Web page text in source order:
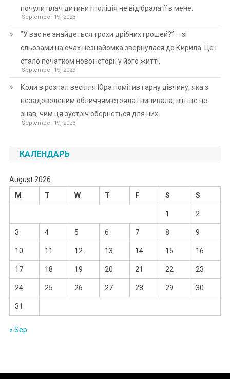
почули плач дитини і поліція не відібрала її в мене.
September 19, 2023
”У вас не знайдеться трохи дрібних грошей?” – зі
сльозами на очах незнайомка звернулася до Кирила. Це і
стало початком нової історії у його житті.
September 19, 2023
Коли в розпал весілля Юра помітив гарну дівчину, яка з
незадоволеним обличчям стояла і випивала, він ще не
знав, чим ця зустріч обернеться для них.
September 19, 2023
КАЛЕНДАРЬ
August 2026
M
T W T F S S
1 2
3 4 5 6 7 8 9
10 11 12 13 14 15 16
17 18 19 20 21 22 23
24 25 26 27 28 29 30
31
« Sep